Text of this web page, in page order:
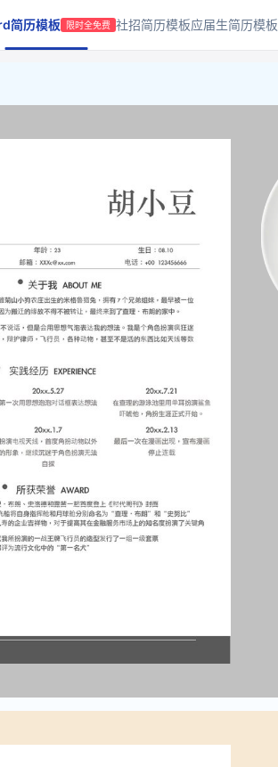
简历模板 限时全免费 社招简历模板应届生简历模板